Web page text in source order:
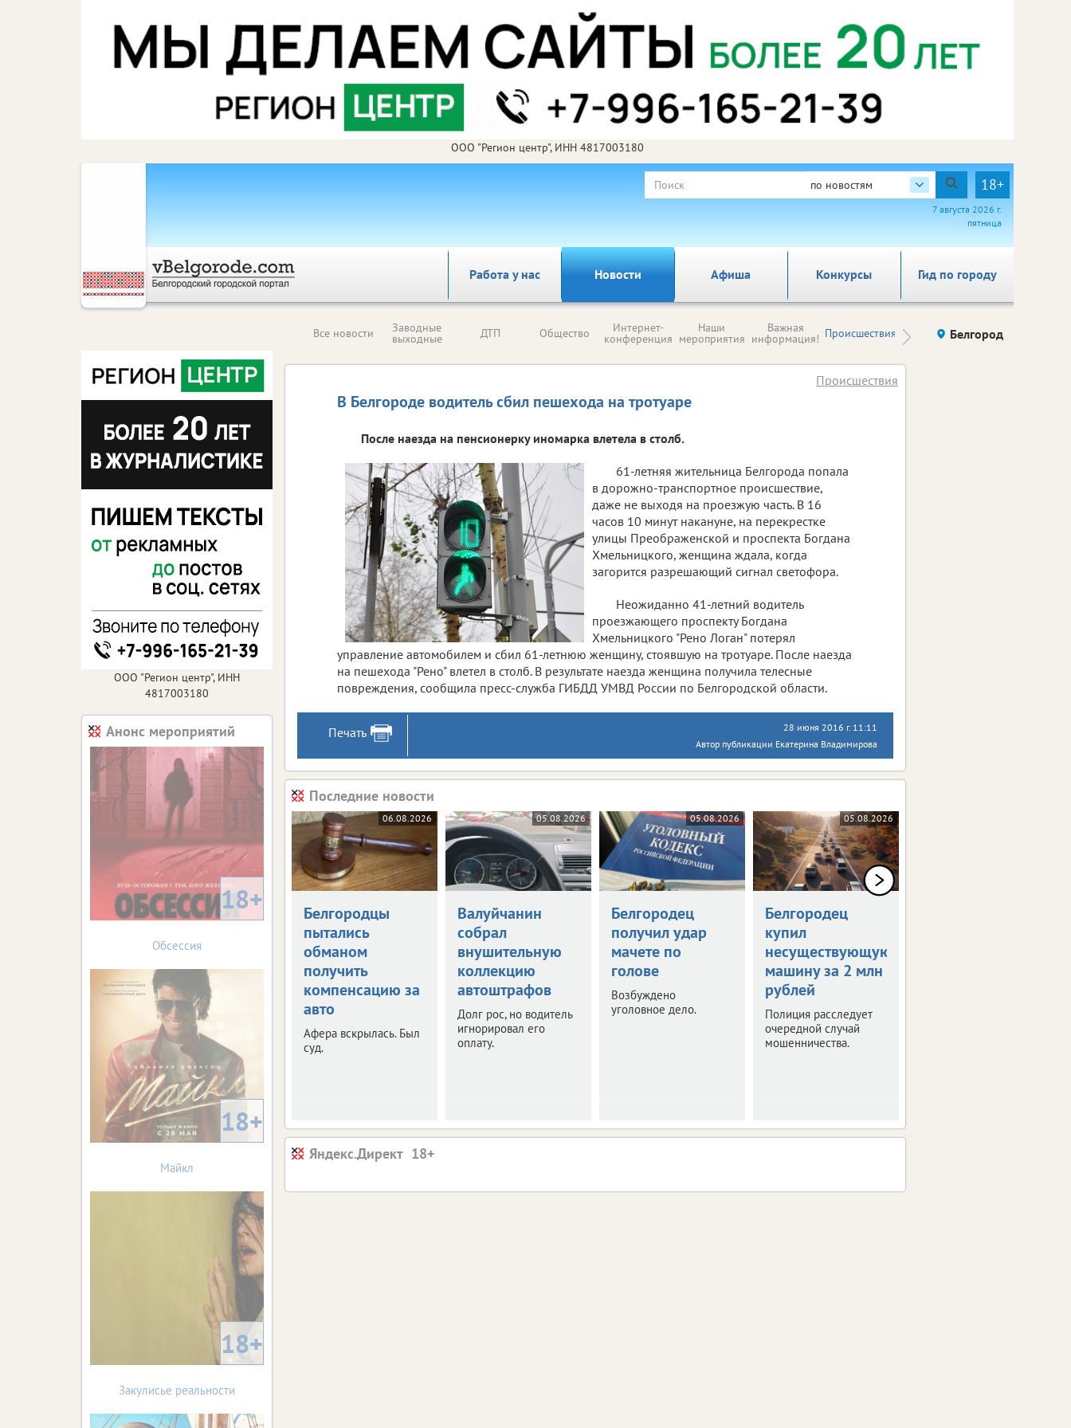
ООО "Регион центр", ИНН 4817003180
по новостям 18+
7 августа 2026 г.
пятница
Работа у нас Новости Афиша Гид по городу
Конкурсы
Все новости Заводные
выходные ДТП Общество Интернет-
конференция
Наши
мероприятия
Важная
информация! Происшествия Здоровье компаний (на
правах
Белгород
В Белгороде водитель сбил пешехода на тротуаре
Происшествия
После наезда на пенсионерку иномарка влетела в столб.
61-летняя жительница Белгорода попала
в дорожно-транспортное происшествие,
даже не выходя на проезжую часть. В 16
часов 10 минут накануне, на перекрестке
улицы Преображенской и проспекта Богдана
Хмельницкого, женщина ждала, когда
загорится разрешающий сигнал светофора.
Неожиданно 41-летний водитель
проезжающего проспекту Богдана
Хмельницкого "Рено Логан" потерял
управление автомобилем и сбил 61-летнюю женщину, стоявшую на тротуаре. После наезда
на пешехода "Рено" влетел в столб. В результате наезда женщина получила телесные
повреждения, сообщила пресс-служба ГИБДД УМВД России по Белгородской области.
Печать
28 июня 2016 г. 11:11
Автор публикации Екатерина Владимирова
Последние новости
06.08.2026
Белгородцы
пытались
обманом
получить
компенсацию за
авто
Афера вскрылась. Был
суд.
05.08.2026
Валуйчанин
собрал
внушительную
коллекцию
автоштрафов
Долг рос, но водитель
игнорировал его
оплату.
05.08.2026
Белгородец
получил удар
мачете по
голове
Возбуждено
уголовное дело.
05.08.2026
Белгородец
купил
несуществующую
машину за 2 млн
рублей
Полиция расследует
очередной случай
мошенничества.
Яндекс.Директ
ООО "Регион центр", ИНН
4817003180
Анонс мероприятий
18+
Обсессия
18+
Майкл
18+
Закулисье реальности